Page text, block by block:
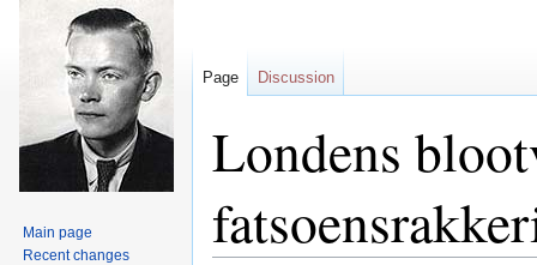
Londens
Page Discussion
Main page
Recent changes